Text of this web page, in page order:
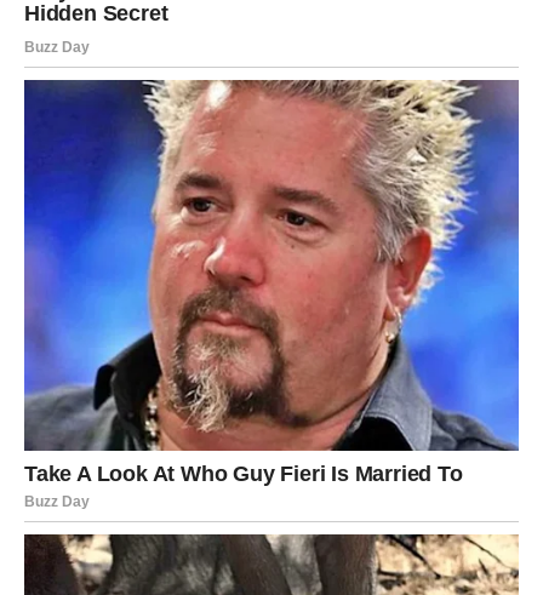
surovost kroz nepristojne i uvredljive komentare. Ove
riječi mogu biti namjerno proračunate kako bi vas
osramotili ili kontrolirali. Njihova želja da vas povrijede
često dolazi iz ličnih frustracija ili nesigurnosti.Na
primjer, neko može iznijeti uvredljiv komentar na vaš
izgled ili sposobnosti, a da pritom to učini na način koji
izgleda “prijateljski”. Ako primijetite da netko konstantno
iznosi uvredljive komentare koji vas povređuju, to je
siguran znak da ta osoba nije dobra za vas.Njihova
negativnost se može manifestirati na razne načine,
uključujući verbalne napade ili pasivno-agresivne
komentare, koji su također oblik emocionalne
manipulacije.